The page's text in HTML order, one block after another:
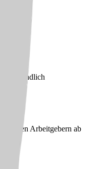
Arbeitgebern ab
dir